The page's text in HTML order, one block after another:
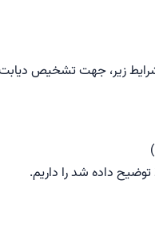
زیر، جهت تشخیص
توضیح داده شد را داریم.